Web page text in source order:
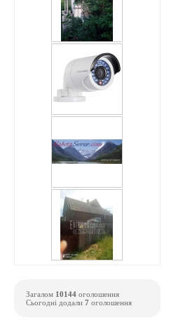
Загалом 10144 оголошення
Сьогодні додали 7 оголошення